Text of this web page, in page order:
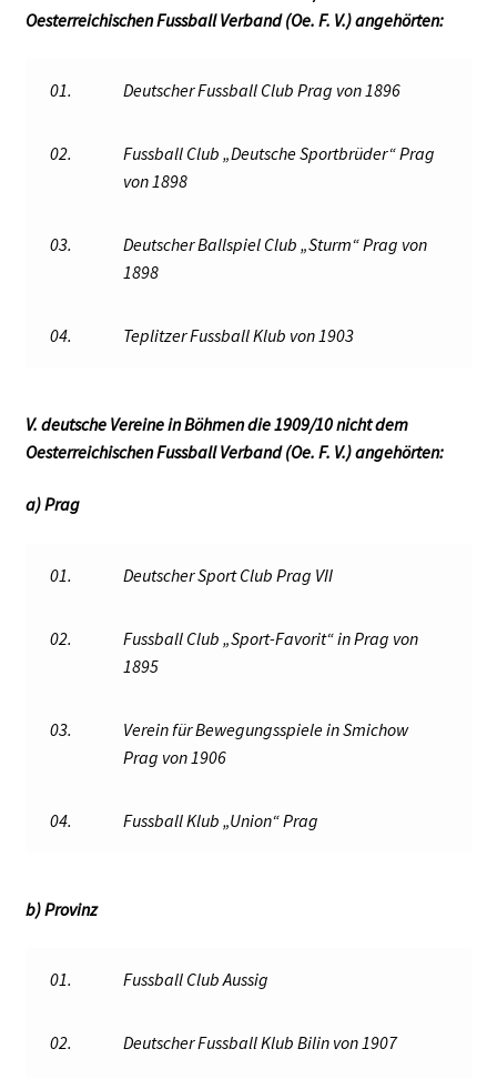
Oesterreichischen Fussball Verband (Oe. F. V.) angehörten:
01. Deutscher Fussball Club Prag von 1896
02.
Fussball Club „Deutsche Sportbrüder“ Prag
von 1898
03.
Deutscher Ballspiel Club „Sturm“ Prag von
1898
04. Teplitzer Fussball Klub von 1903
V. deutsche Vereine in Böhmen die 1909/10 nicht dem
Oesterreichischen Fussball Verband (Oe. F. V.) angehörten:
a) Prag
01. Deutscher Sport Club Prag VII
02.
Fussball Club „Sport-Favorit“ in Prag von
1895
03.
Verein für Bewegungsspiele in Smichow
Prag von 1906
04. Fussball Klub „Union“ Prag
b) Provinz
01. Fussball Club Aussig
02. Deutscher Fussball Klub Bilin von 1907